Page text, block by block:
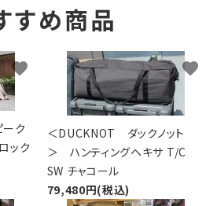
すめ商品
ク
ック
favorite
＜DUCKNOT ダックノット
＞ ハンティングヘキサ T/C
SW チャコール
79,480円(税込)
favorite